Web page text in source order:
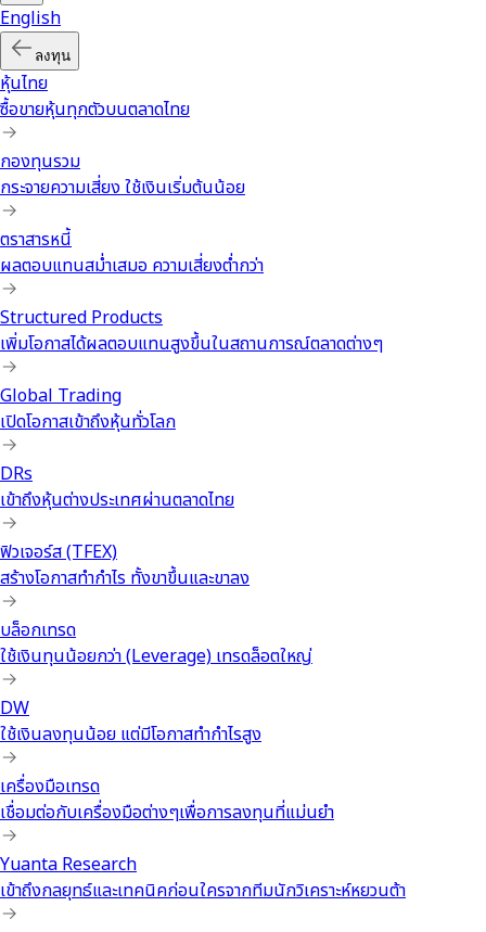
ไทย
English
ลงทุน
หุ้นไทย
ซื้อขายหุ้นทุกตัวบนตลาดไทย
กองทุนรวม
กระจายความเสี่ยง ใช้เงินเริ่มต้นน้อย
ตราสารหนี้
ผลตอบแทนสม่ำเสมอ ความเสี่ยงต่ำกว่า
Structured Products
เพิ่มโอกาสได้ผลตอบแทนสูงขึ้นในสถานการณ์ตลาดต่างๆ
Global Trading
เปิดโอกาสเข้าถึงหุ้นทั่วโลก
DRs
เข้าถึงหุ้นต่างประเทศผ่านตลาดไทย
ฟิวเจอร์ส (TFEX)
สร้างโอกาสทำกำไร ทั้งขาขึ้นและขาลง
บล็อกเทรด
ใช้เงินทุนน้อยกว่า (Leverage) เทรดล็อตใหญ่
DW
ใช้เงินลงทุนน้อย แต่มีโอกาสทำกำไรสูง
เครื่องมือเทรด
เชื่อมต่อกับเครื่องมือต่างๆเพื่อการลงทุนที่แม่นยำ
Yuanta Research
เข้าถึงกลยุทธ์และเทคนิคก่อนใครจากทีมนักวิเคราะห์หยวนต้า